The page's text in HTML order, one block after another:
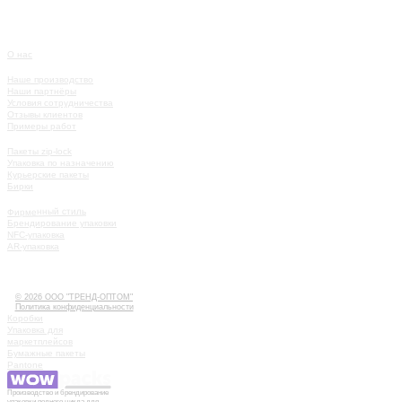
Наше производство
Наши партнёры
Условия сотрудничества
Примеры работ
Пакеты zip-lock
Упаковка по назначению
Курьерские пакеты
Бирки
Фирменный стиль
Брендирование упаковки
NFC-упаковка
AR-упаковка
© 2026 ООО "ТРЕНД-ОПТОМ"
Политика конфиденциальности
Коробки
Упаковка для
маркетплейсов
Бумажные пакеты
Pantone
Производство и брендирование